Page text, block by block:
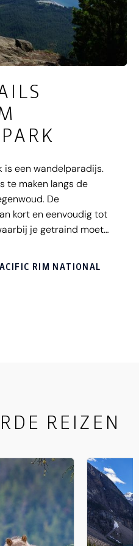
is een wandelparadijs.
te maken langs de
De
kort en eenvoudig tot
je getraind moet
RIM NATIONAL
REIZEN